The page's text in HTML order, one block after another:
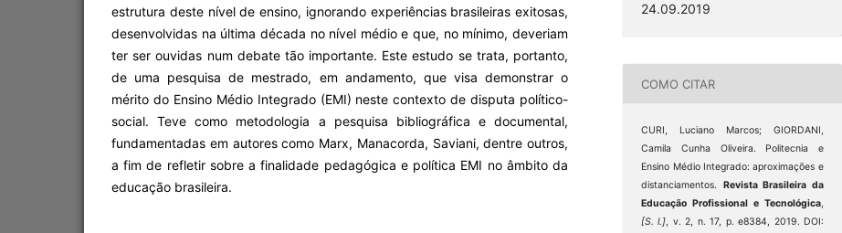
estrutura deste nível de ensino, ignorando experiências brasileiras exitosas,
desenvolvidas na última década no nível médio e que, no mínimo, deveriam
ter ser ouvidas num debate tão importante. Este estudo se trata, portanto,
de uma pesquisa de mestrado, em andamento, que visa demonstrar o
mérito do Ensino Médio Integrado (EMI) neste contexto de disputa político-
social. Teve como metodologia a pesquisa bibliográfica e documental,
fundamentadas em autores como Marx, Manacorda, Saviani, dentre outros,
a fim de refletir sobre a finalidade pedagógica e política EMI no âmbito da
educação brasileira.
24.09.2019
COMO CITAR
CURI, Luciano Marcos; GIORDANI,
Camila Cunha Oliveira. Politecnia e
Ensino Médio Integrado: aproximações e
distanciamentos. Revista Brasileira da
Educação Profissional e Tecnológica,
[S. l.], v. 2, n. 17, p. e8384, 2019. DOI: